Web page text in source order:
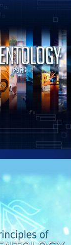
探索系列節目